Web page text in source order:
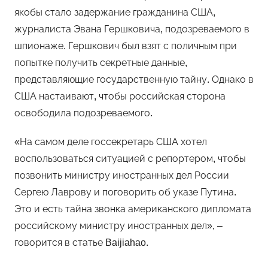
якобы стало задержание гражданина США,
журналиста Эвана Гершковича, подозреваемого в
шпионаже. Гершкович был взят с поличным при
попытке получить секретные данные,
представляющие государственную тайну. Однако в
США настаивают, чтобы российская сторона
освободила подозреваемого.
«На самом деле госсекретарь США хотел
воспользоваться ситуацией с репортером, чтобы
позвонить министру иностранных дел России
Сергею Лаврову и поговорить об указе Путина.
Это и есть тайна звонка американского дипломата
российскому министру иностранных дел», –
говорится в статье Baijiahao.